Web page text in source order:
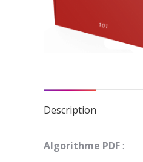
Description
Algorithme PDF :